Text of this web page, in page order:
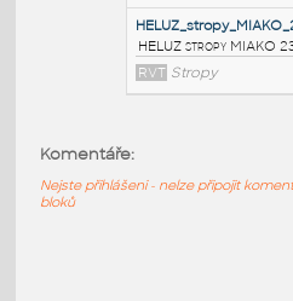
HELUZ stropy
RVT Stropy
HELUZ stropy
Komentáře:
Nejste přihlášeni - nelze připojit
bloků